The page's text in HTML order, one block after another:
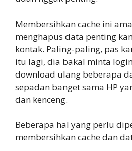
Membersihkan cache ini
menghapus data penting
kontak. Paling-paling, pas
itu lagi, dia bakal minta
download ulang beberapa
sepadan banget sama HP
dan kenceng.
Beberapa hal yang perlu
membersihkan cache dan